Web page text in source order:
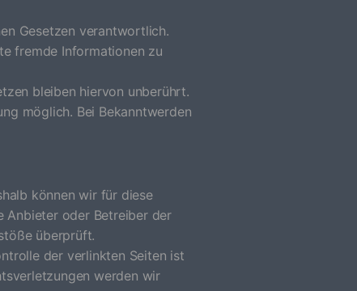
Gesetzen verantwortlich.
fremde Informationen zu
bleiben hiervon unberührt.
möglich. Bei Bekanntwerden
können wir für diese
Anbieter oder Betreiber der
überprüft.
der verlinkten Seiten ist
werden wir